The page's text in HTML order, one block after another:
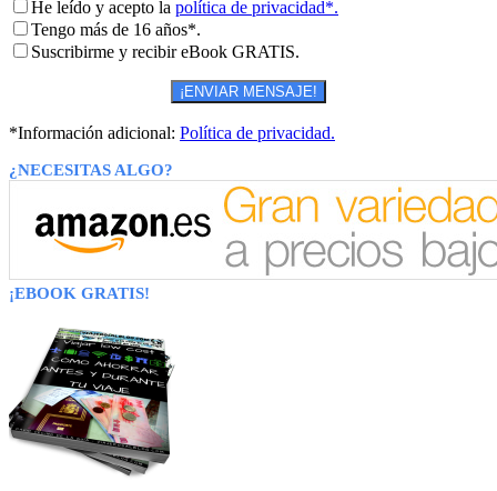
He leído y acepto la política de privacidad*.
Tengo más de 16 años*.
Suscribirme y recibir eBook GRATIS.
*Información adicional: Política de privacidad.
¿NECESITAS ALGO?
¡EBOOK GRATIS!